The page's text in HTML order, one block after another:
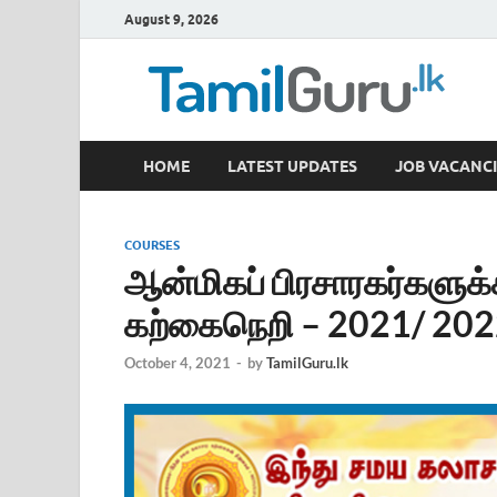
August 9, 2026
TamilGuru.lk
Government Job Vacancies, Courses, Past Papers,
HOME LATEST UPDATES JOB
COURSES
ஆன்மிகப்
கற்கைநெறி – 2021/
October 4, 2021 - byTamilGuru.lk